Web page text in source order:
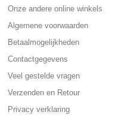
Onze andere online winkels
Algemene voorwaarden
Betaalmogelijkheden
Contactgegevens
Veel gestelde vragen
Verzenden en Retour
Privacy verklaring